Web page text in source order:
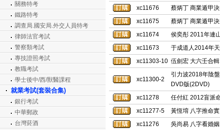
關務特考
鐵路特考
調查局.國安局.外交人員特考
律師法官考試
警察類考試
專技證照考試
教職考試
學士後中/西/獸醫課程
就業考試(套裝合集)
銀行考試
中華郵政
台灣菸酒
xc11676
蔡炳丁 商業遁甲
xc11675
蔡炳丁 商業遁甲
xc11674
侯奕彤 2011年連
xc11673
于成道人2014年
xc11303-10 伍劍宏 大六壬合
xc11300-2
引力波2018年陰
DVD版(2DVD)
xc11278
任付紅 2012盲派
xc11277-5
黃恆堉 八字推命
xc11276
吳尚易 八字看婚